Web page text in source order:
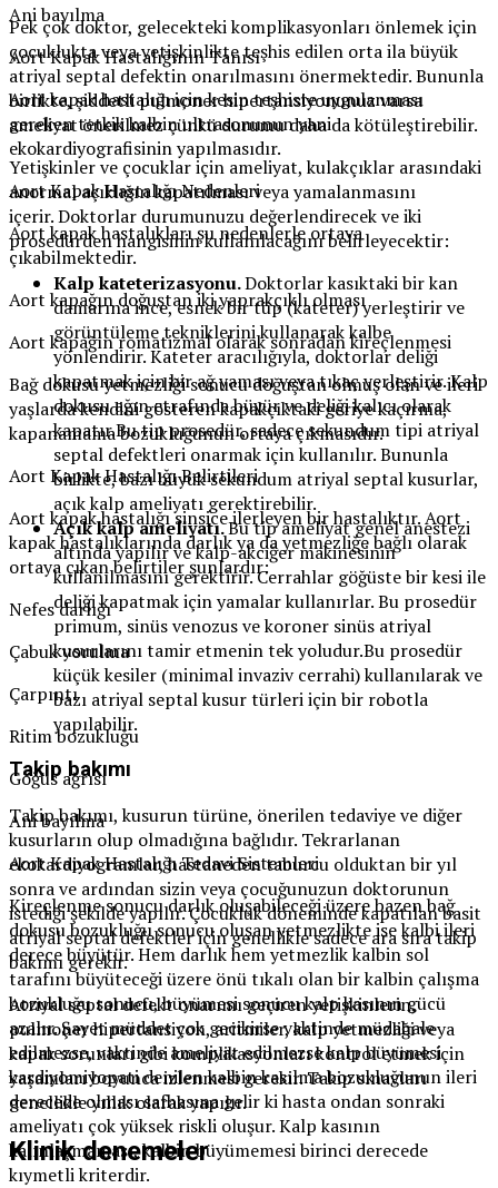
Pek çok doktor, gelecekteki komplikasyonları önlemek için
çocuklukta veya yetişkinlikte teşhis edilen orta ila büyük
atriyal septal defektin onarılmasını önermektedir. Bununla
birlikte, şiddetli pulmoner hipertansiyonunuz varsa
ameliyat önerilmez çünkü durumu daha da kötüleştirebilir.
Yetişkinler ve çocuklar için ameliyat, kulakçıklar arasındaki
anormal açıklığın kapatılması veya yamalanmasını
içerir. Doktorlar durumunuzu değerlendirecek ve iki
prosedürden hangisinin kullanılacağını belirleyecektir:
Kalp kateterizasyonu.Doktorlar kasıktaki bir kan
damarına ince, esnek bir tüp (kateter) yerleştirir ve
görüntüleme tekniklerini kullanarak kalbe
yönlendirir. Kateter aracılığıyla, doktorlar deliği
kapatmak için bir ağ yaması veya tıkaç yerleştirir. Kalp
dokusu ağın etrafında büyür ve deliği kalıcı olarak
kapatır.Bu tip prosedür, sadece sekundum tipi atriyal
septal defektleri onarmak için kullanılır. Bununla
birlikte, bazı büyük sekundum atriyal septal kusurlar,
açık kalp ameliyatı gerektirebilir.
Açık kalp ameliyatı.Bu tip ameliyat genel anestezi
altında yapılır ve kalp-akciğer makinesinin
kullanılmasını gerektirir. Cerrahlar göğüste bir kesi ile
deliği kapatmak için yamalar kullanırlar. Bu prosedür
primum, sinüs venozus ve koroner sinüs atriyal
kusurlarını tamir etmenin tek yoludur.Bu prosedür
küçük kesiler (minimal invaziv cerrahi) kullanılarak ve
bazı atriyal septal kusur türleri için bir robotla
yapılabilir.
Takip bakımı
Takip bakımı, kusurun türüne, önerilen tedaviye ve diğer
kusurların olup olmadığına bağlıdır. Tekrarlanan
ekokardiyogramlar, hastaneden taburcu olduktan bir yıl
sonra ve ardından sizin veya çocuğunuzun doktorunun
istediği şekilde yapılır. Çocukluk döneminde kapatılan basit
atriyal septal defektler için genellikle sadece ara sıra takip
bakımı gerekir.
Atriyal septal defekt onarımı geçiren yetişkinlerin,
pulmoner hipertansiyon, aritmiler, kalp yetmezliği veya
kapak sorunları gibi komplikasyonları kontrol etmek için
yaşamları boyunca izlenmesi gerekir. Takip sınavları
genellikle yıllık olarak yapılır.
Klinik denemeler
Ani bayılma
Aort Kapak Hastalığının Tanısı
Aort kapak hastalığı için kesin teşhiste uygulanması
gereken tetkik kalbin ultrasonunun yani
ekokardiyografisinin yapılmasıdır.
Aort Kapak Hastalığı Nedenleri
Aort kapak hastalıkları şu nedenlerle ortaya
çıkabilmektedir.
Aort kapağın doğuştan iki yaprakçıklı olması
Aort kapağın romatizmal olarak sonradan kireçlenmesi
Bağ dokusu yetmezliği sonucu doğuştan olmuş olan ve ileri
yaşlarda kendini gösteren kapakçıktaki geriye kaçırma,
kapanamama bozukluğunun ortaya çıkmasıdır.
Aort Kapak Hastalığı Belirtileri
Aort kapak hastalığı sinsice ilerleyen bir hastalıktır. Aort
kapak hastalıklarında darlık ya da yetmezliğe bağlı olarak
ortaya çıkan belirtiler şunlardır:
Nefes darlığı
Çabuk yorulma
Çarpıntı
Ritim bozukluğu
Göğüs ağrısı
Ani bayılma
Aort Kapak Hastalığı Tedavi Sistemleri
Kireçlenme sonucu darlık oluşabileceği üzere bazen bağ
dokusu bozukluğu sonucu oluşan yetmezlikte ise kalbi ileri
derece büyütür. Hem darlık hem yetmezlik kalbin sol
tarafını büyüteceği üzere önü tıkalı olan bir kalbin çalışma
bozukluğu sonucu, büyümesi sonucu kalp kasının gücü
azalır. Şayet müddet çok gecikirse vaktinde müdahale
edilmezse, vaktinde ameliyat edilmezse kalp büyümesi
kardiyomiyopati denilen kalbin kasılma bozukluğunun ileri
derecede olması safhasına gelir ki hasta ondan sonraki
ameliyatı çok yüksek riskli oluşur. Kalp kasının
kalınlaşmaması, kalbin büyümemesi birinci derecede
kıymetli kriterdir.